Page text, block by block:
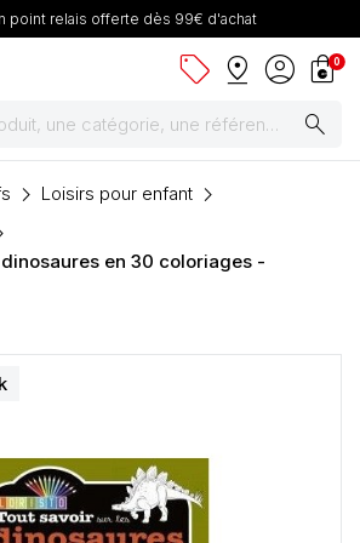
point relais offerte dès 99€ d'achat
sell pin_drop account_circle shopping_bag
0
search
Loisirs pour enfant
en 30 coloriages -